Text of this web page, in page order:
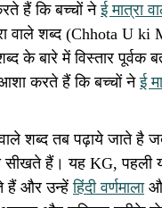
हैं कि बच्चों नेई मात्रा
वाले शब्द (Chhota
के बारे में विस्तार
करते हैं कि बच्चों नेई
वाले शब्द तब पढ़ाये जाते
हैं। यह KG, पहली
हैं और उन्हेंहिंदी वर्णमाला